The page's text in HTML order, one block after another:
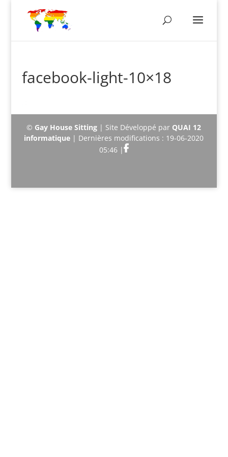
facebook-light-10×18
© Gay House Sitting | Site Développé par QUAI 12
informatique | Dernières modifications : 19-06-2020
05:46 |